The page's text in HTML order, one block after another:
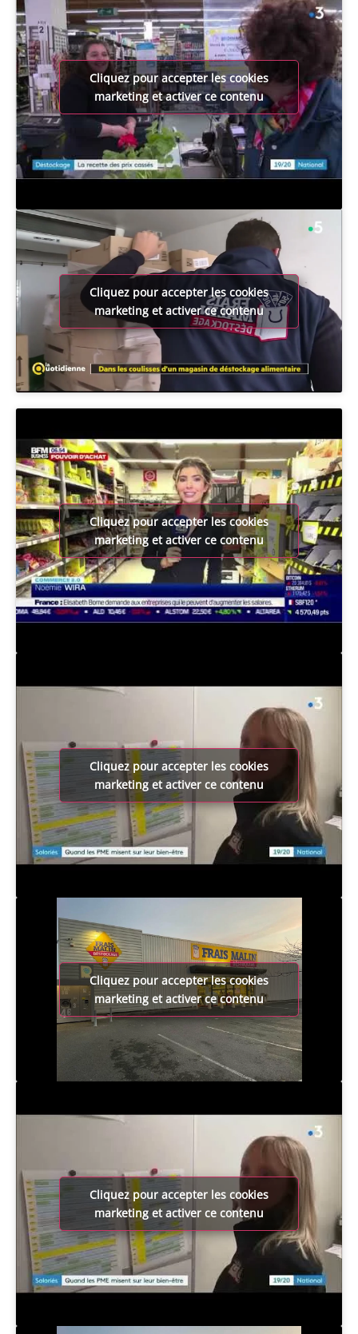
Cliquez pour accepter les cookies
marketing et activer ce contenu
Cliquez pour accepter les cookies
marketing et activer ce contenu
Cliquez pour accepter les cookies
marketing et activer ce contenu
Cliquez pour accepter les cookies
marketing et activer ce contenu
Cliquez pour accepter les cookies
marketing et activer ce contenu
Cliquez pour accepter les cookies
marketing et activer ce contenu